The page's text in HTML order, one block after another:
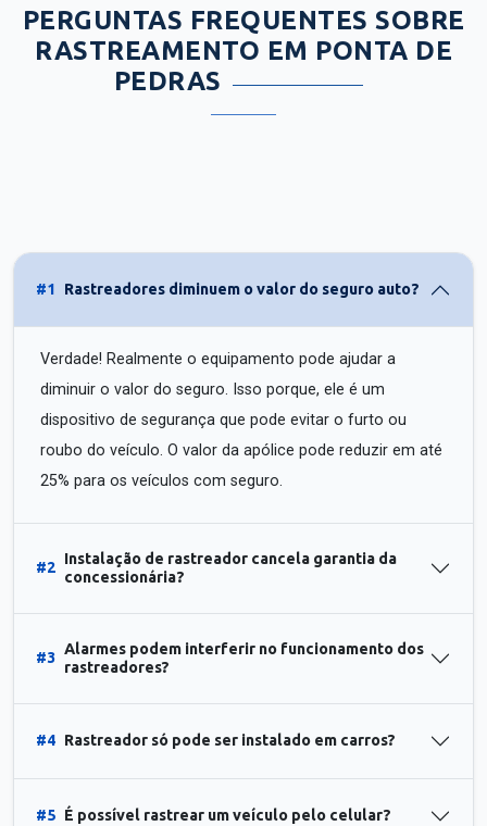
PERGUNTAS FREQUENTES SOBRE
RASTREAMENTO EM PONTA DE
PEDRAS
#1 Rastreadores diminuem o valor do seguro auto?
Verdade! Realmente o equipamento pode ajudar a
diminuir o valor do seguro. Isso porque, ele é um
dispositivo de segurança que pode evitar o furto ou
roubo do veículo. O valor da apólice pode reduzir em até
25% para os veículos com seguro.
#2
Instalação de rastreador cancela garantia da
concessionária?
#3
Alarmes podem interferir no funcionamento dos
rastreadores?
#4 Rastreador só pode ser instalado em carros?
#5 É possível rastrear um veículo pelo celular?